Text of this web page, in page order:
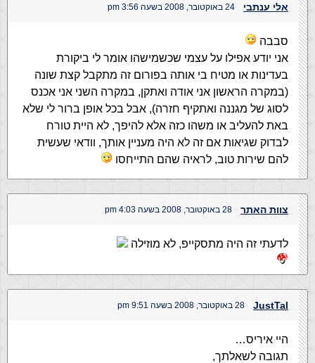
אלי ענתבי 24 באוקטובר, 2008 בשעה 3:56 pm
סבבה
אני יודע אפילו על עצמי שכשמישהו אומר לי ביקורת
בעדינות או מטיח בי אותה בפורום זה מתקבל קצת שונה
(במקרה הראשון אני אודה ואתקן, במקרה השני אני אכנס
לסוג של מגננה ואתקיף חזרה), אבל בכל אופן ברור לי שלא
באת להעליב או משהו כזה אלא להיפך, לא היית טורח
לבדוק שגיאות אם זה לא היה מעניין אותך, וודאי שעשית
להם שירות טוב, לראיה שהם התייחסו
צוות האתר 28 באוקטובר, 2008 בשעה 4:03 pm
לדעתי זה היה מתסקייפ, לא מוזילה
JustTal 28 באוקטובר, 2008 בשעה 9:51 pm
היי איריס…
תגובה לשאלתך,